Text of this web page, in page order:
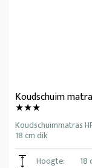
Koudschuim
★★★
Koudschuimmatras
18 cm dik
Hoogte:
18